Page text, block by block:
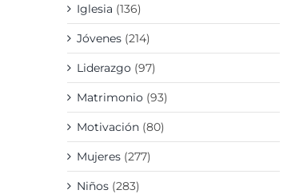
Iglesia (136)
Jóvenes (214)
Liderazgo (97)
Matrimonio (93)
Motivación (80)
Mujeres (277)
Niños (283)